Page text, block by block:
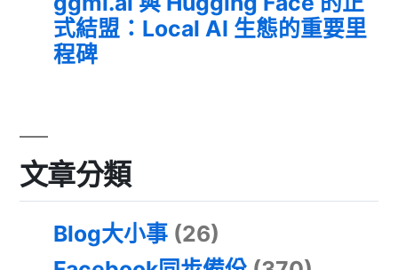
式結盟：Local AI 生態的重要里
程碑
文章分類
Blog大小事 (26)